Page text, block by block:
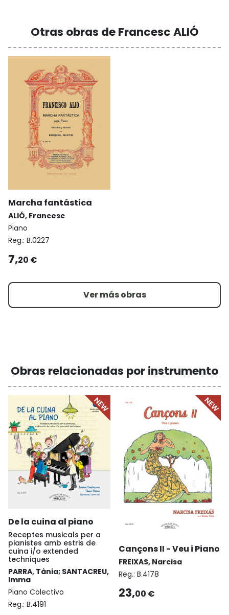
Otras obras de Francesc ALIÓ
Marcha fantástica
ALIÓ, Francesc
Piano
Reg.: B.0227
7,20 €
Ver más obras
Obras relacionadas por instrumento
De la cuina al piano
Receptes musicals per a
pianistes amb estris de
cuina i/o extended
techniques
PARRA, Tània; SANTACREU,
Imma
Piano Colectivo
Reg.: B.4191
Cançons II - Veu i Piano
FREIXAS, Narcisa
Reg.: B.4178
23,00 €